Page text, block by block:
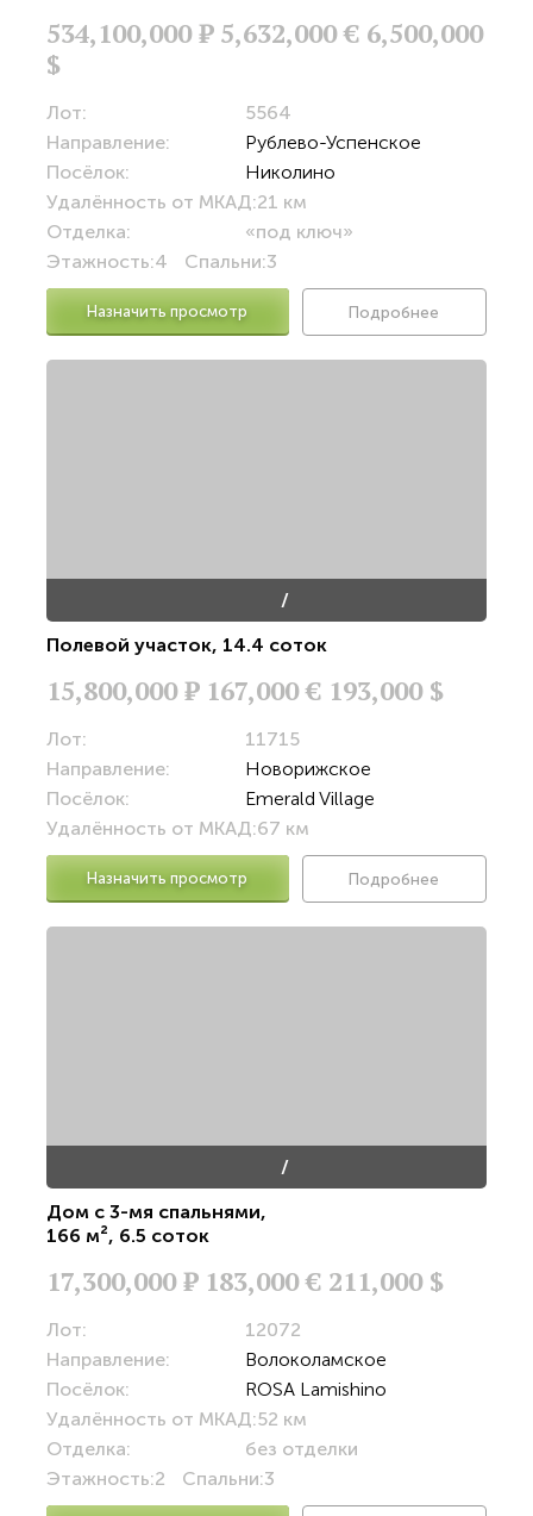
534,100,000Р 5,632,000 € 6,500,000
$
Лот:
5564
Направление:
Рублево-Успенское
Посёлок:
Николино
Удалённость от МКАД:21 км
Отделка:
«под ключ»
Этажность:4 Спальни:3
Назначить просмотр Подробнее
/
Полевой участок, 14.4 соток
15,800,000Р 167,000 € 193,000 $
Лот:
11715
Направление:
Новорижское
Посёлок:
Emerald Village
Удалённость от МКАД:67 км
Назначить просмотр Подробнее
/
Дом с 3-мя спальнями,
166 м², 6.5 соток
17,300,000Р 183,000 € 211,000 $
Лот:
12072
Направление:
Волоколамское
Посёлок:
ROSA Lamishino
Удалённость от МКАД:52 км
Отделка:
без отделки
Этажность:2 Спальни:3